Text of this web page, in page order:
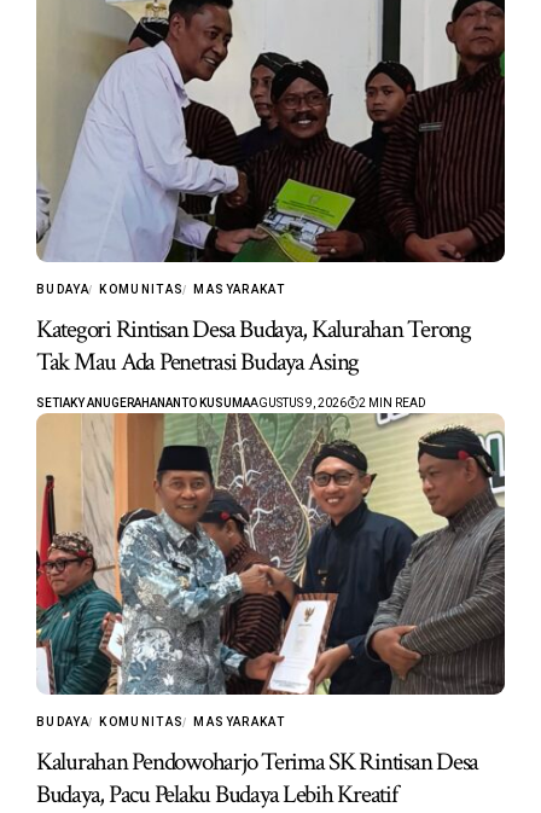
BUDAYA KOMUNITAS MASYARAKAT
Kategori Rintisan Desa Budaya, Kalurahan Terong
Tak Mau Ada Penetrasi Budaya Asing
SETIAKY ANUGERAHANANTO KUSUMAAGUSTUS 9, 2026 2 MIN READ
BUDAYA KOMUNITAS MASYARAKAT
Kalurahan Pendowoharjo Terima SK Rintisan Desa
Budaya, Pacu Pelaku Budaya Lebih Kreatif